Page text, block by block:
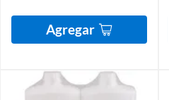
Agregar